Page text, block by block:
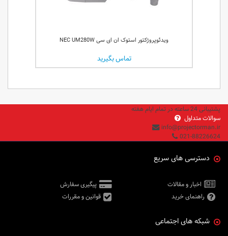
ویدئوپروژکتور استوک ان ای سی NEC UM280W
تماس بگیرید
پشتیبانی 24 ساعته در تمام ایام هفته
سوالات متداول
info@projectorman.ir
021-88226624
دسترسی های سریع
اخبار و مقالات
پیگیری سفارش
راهنمای خرید
قوانین و مقررات
شبکه های اجتماعی